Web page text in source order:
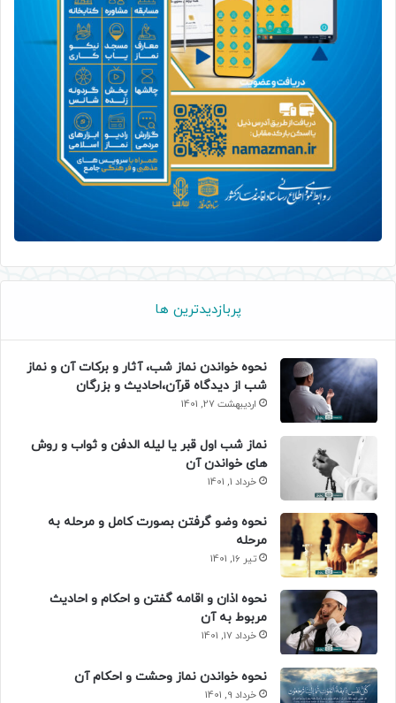
پربازدیدترین ها
نحوه خواندن نماز شب، آثار و برکات آن و نماز
شب از دیدگاه قرآن،احادیث و بزرگان
اردیبهشت 27, 1401
نماز شب اول قبر یا لیله الدفن و ثواب و روش
های خواندن آن
خرداد 1, 1401
نحوه وضو گرفتن بصورت کامل و مرحله به
مرحله
تیر 16, 1401
نحوه اذان و اقامه گفتن و احکام و احادیث
مربوط به آن
خرداد 17, 1401
نحوه خواندن نماز وحشت و احکام آن
خرداد 9, 1401